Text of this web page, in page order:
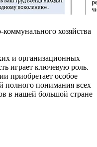
хозяйства
и организационных
играет ключевую роль.
приобретает особое
полного понимания всех
в нашей большой стране